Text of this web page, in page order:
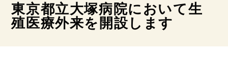
東京都立大塚病院において生
殖医療外来を開設します